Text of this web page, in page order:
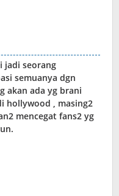
jadi seorang
semuanya dgn
akan ada yg brani
hollywood , masing2
mencegat fans2 yg